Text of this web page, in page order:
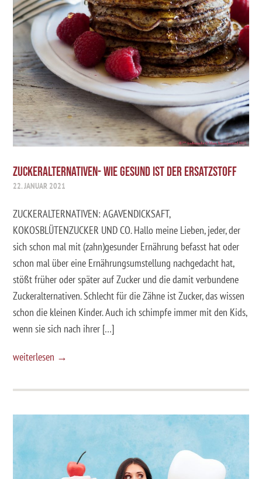
ZUCKERALTERNATIVEN- WIE GESUND IST DER ERSATZSTOFF
22. JANUAR 2021
ZUCKERALTERNATIVEN: AGAVENDICKSAFT,
KOKOSBLÜTENZUCKER UND CO. Hallo meine Lieben, jeder, der
sich schon mal mit (zahn)gesunder Ernährung befasst hat oder
schon mal über eine Ernährungsumstellung nachgedacht hat,
stößt früher oder später auf Zucker und die damit verbundene
Zuckeralternativen. Schlecht für die Zähne ist Zucker, das wissen
schon die kleinen Kinder. Auch ich schimpfe immer mit den Kids,
wenn sie sich nach ihrer […]
weiterlesen →